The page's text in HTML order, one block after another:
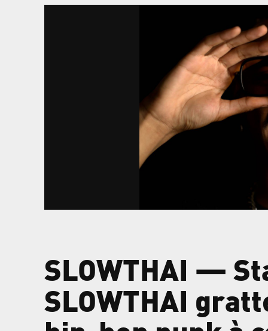
SLOWTHAI —
SLOWTHAI